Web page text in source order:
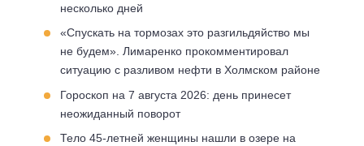
несколько дней
«Спускать на тормозах это разгильдяйство мы
не будем». Лимаренко прокомментировал
ситуацию с разливом нефти в Холмском районе
Гороскоп на 7 августа 2026: день принесет
неожиданный поворот
Тело 45-летней женщины нашли в озере на